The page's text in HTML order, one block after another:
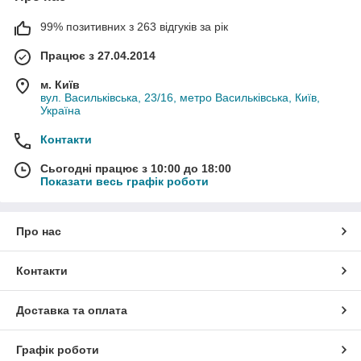
99% позитивних з 263 відгуків за рік
Працює з 27.04.2014
м. Київ
вул. Васильківська, 23/16, метро Васильківська, Київ,
Україна
Контакти
Сьогодні працює з 10:00 до 18:00
Показати весь графік роботи
Про нас
Контакти
Доставка та оплата
Графік роботи